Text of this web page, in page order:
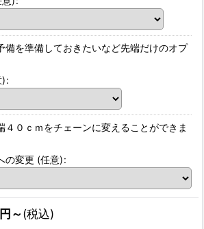
備を準備しておきたいなど先端だけのオプ
:
４０ｃｍをチェーンに変えることができま
の変更 (任意):
円～(税込)